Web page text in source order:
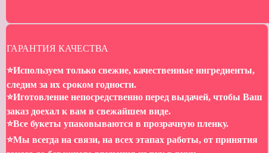
ГАРАНТИЯ КАЧЕСТВА
⭐️Используем только свежие, качественные ингредиенты,
следим за их сроком годности.
⭐️Иготовление непосредственно перед выдачей, чтобы Ваш
заказ доехал к вам в свежайшем виде.
⭐️Все букеты упаковываются в прозрачную пленку.
⭐️Мы всегда на связи, на всех этапах работы, от принятия